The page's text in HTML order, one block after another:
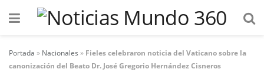
Portada » Nacionales » Fieles celebraron noticia del Vaticano sobre la
canonización del Beato Dr. José Gregorio Hernández Cisneros